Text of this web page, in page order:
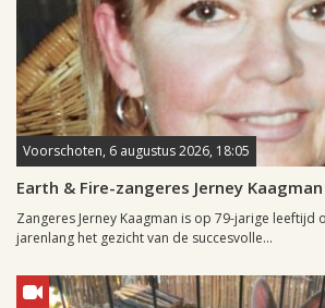
Voorschoten, 6 augustus 2026, 18:05
Earth & Fire-zangeres Jerney
Zangeres Jerney Kaagman is op 79-jarige leeftijd
jarenlang het gezicht van de succesvolle...